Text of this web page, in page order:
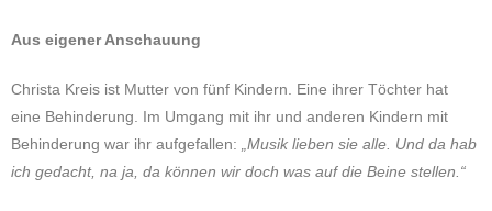
Aus eigener Anschauung
Christa Kreis ist Mutter von fünf Kindern. Eine ihrer Töchter hat
eine Behinderung. Im Umgang mit ihr und anderen Kindern mit
Behinderung war ihr aufgefallen:
„Musik lieben sie alle. Und da hab
ich gedacht, na ja, da können wir doch was auf die Beine stellen.“